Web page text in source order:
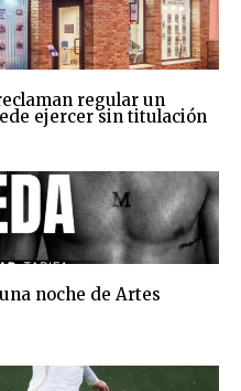
regular un
ejercer sin titulación
noche de Artes